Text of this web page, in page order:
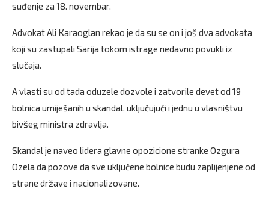
suđenje za 18. novembar.
Advokat Ali Кaraoglan rekao je da su se on i još dva advokata
koji su zastupali Sarija tokom istrage nedavno povukli iz
slučaja.
A vlasti su od tada oduzele dozvole i zatvorile devet od 19
bolnica umiješanih u skandal, uključujući i jednu u vlasništvu
bivšeg ministra zdravlja.
Skandal je naveo lidera glavne opozicione stranke Ozgura
Ozela da pozove da sve uključene bolnice budu zaplijenjene od
strane države i nacionalizovane.